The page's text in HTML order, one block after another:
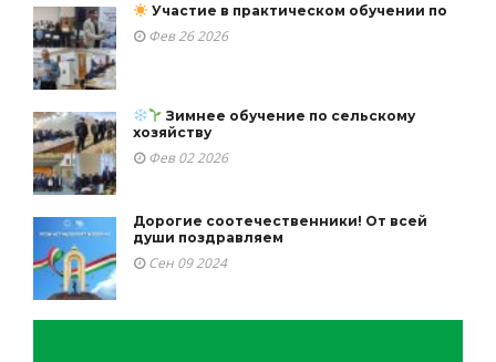
Участие в практическом обучении по
Фев 26 2026
Зимнее обучение по сельскому
хозяйству
Фев 02 2026
Дорогие соотечественники! От всей
души поздравляем
Сен 09 2024